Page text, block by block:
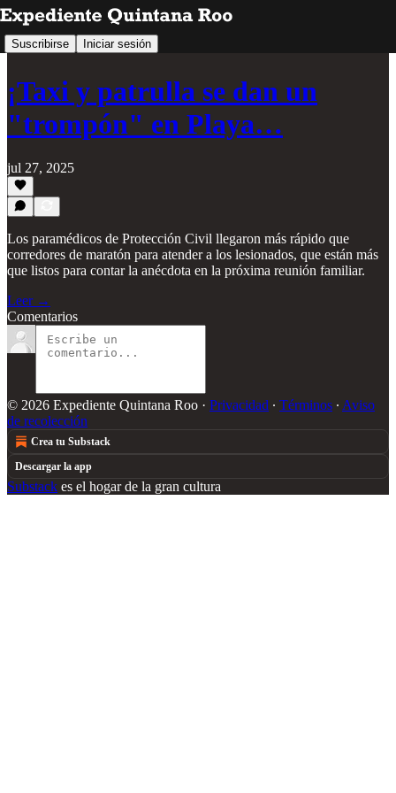
Suscribirse Iniciar sesión
¡Taxi y patrulla se dan un
"trompón" en Playa…
jul 27, 2025
Los paramédicos de Protección Civil llegaron más rápido que
corredores de maratón para atender a los lesionados, que están más
que listos para contar la anécdota en la próxima reunión familiar.
Leer →
Comentarios
© 2026 Expediente Quintana Roo · Privacidad ∙ Términos ∙ Aviso
de recolección
Crea tu Substack
Descargar la app
Substack es el hogar de la gran cultura